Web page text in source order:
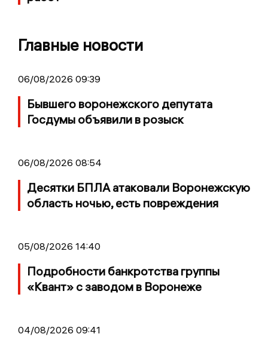
Главные новости
06/08/2026 09:39
Бывшего воронежского депутата
Госдумы объявили в розыск
06/08/2026 08:54
Десятки БПЛА атаковали Воронежскую
область ночью, есть повреждения
05/08/2026 14:40
Подробности банкротства группы
«Квант» с заводом в Воронеже
04/08/2026 09:41